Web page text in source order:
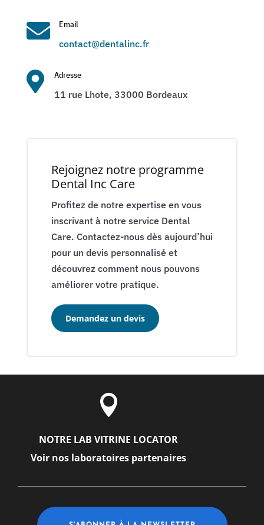
 Email
contact@dentalinc.fr
 Adresse
11 rue Lhote, 33000 Bordeaux
Rejoignez notre programme
Dental Inc Care
Profitez de notre expertise en vous
inscrivant à notre service Dental
Care. Contactez-nous dès aujourd’hui
pour un devis personnalisé et
découvrez comment nous pouvons
améliorer votre pratique.
Demandez un devis

NOTRE LAB VITRINE LOCATOR
Voir nos laboratoires partenaires